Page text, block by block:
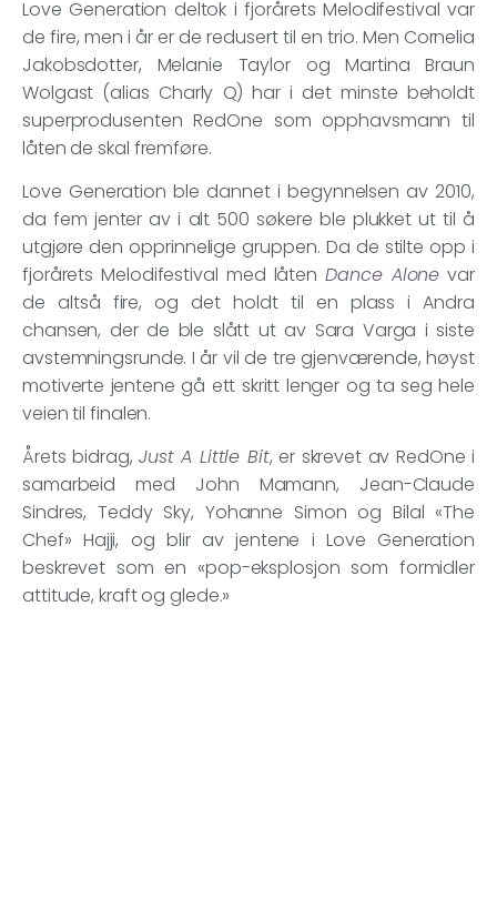
Love Generation deltok i fjorårets Melodifestival var
de fire, men i år er de redusert til en trio. Men Cornelia
Jakobsdotter, Melanie Taylor og Martina Braun
Wolgast (alias Charly Q) har i det minste beholdt
superprodusenten RedOne som opphavsmann til
låten de skal fremføre.
Love Generation ble dannet i begynnelsen av 2010,
da fem jenter av i alt 500 søkere ble plukket ut til å
utgjøre den opprinnelige gruppen. Da de stilte opp i
fjorårets Melodifestival med låtenDance Alone var
de altså fire, og det holdt til en plass i Andra
chansen, der de ble slått ut av Sara Varga i siste
avstemningsrunde. I år vil de tre gjenværende, høyst
motiverte jentene gå ett skritt lenger og ta seg hele
veien til finalen.
Årets bidrag,Just A Little Bit, er skrevet av RedOne i
samarbeid med John Mamann, Jean-Claude
Sindres, Teddy Sky, Yohanne Simon og Bilal «The
Chef» Hajji, og blir av jentene i Love Generation
beskrevet som en «pop-eksplosjon som formidler
attitude, kraft og glede.»